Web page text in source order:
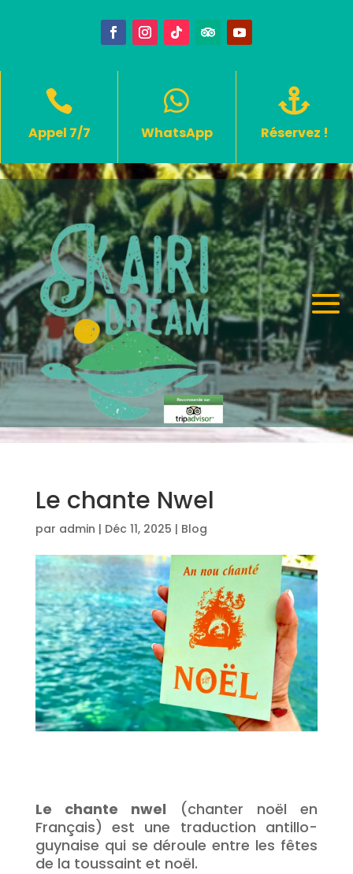

Appel 7/7

WhatsApp

Réservez !
Le chante Nwel
par admin | Déc 11, 2025 | Blog
Le chante nwel (chanter noël en
Français) est une traduction antillo-
guynaise qui se déroule entre les fêtes
de la toussaint et noël.